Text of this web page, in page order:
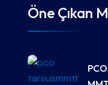
Öne Çıkan